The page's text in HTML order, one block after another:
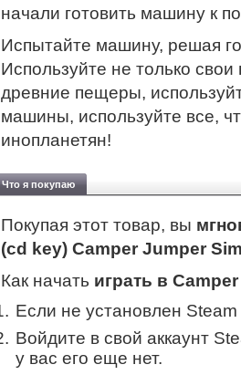
начали готовить машину к
Испытайте машину, решая
Используйте не только
древние пещеры,
машины, используйте все,
инопланетян!
Что я покупаю
Покупая этот товар, вы
(cd key) Camper Jumper
Как начать играть в
Если не установлен
Войдите в свой аккаунт
у вас его еще нет.